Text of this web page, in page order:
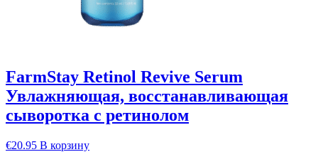
FarmStay Retinol Revive Serum
Увлажняющая, восстанавливающая
сыворотка с ретинолом
€20.95 В корзину